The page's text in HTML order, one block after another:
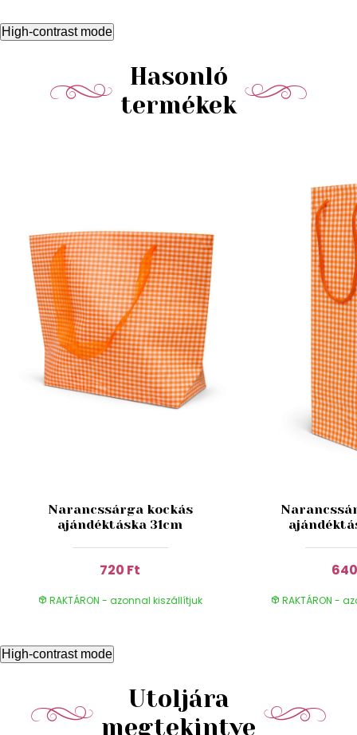
High-contrast mode
Hasonló
termékek
Narancssárga kockás
ajándéktáska 31cm
720 Ft
RAKTÁRON - azonnal kiszállítjuk RAKTÁRON -
High-contrast mode
Utoljára
megtekintve